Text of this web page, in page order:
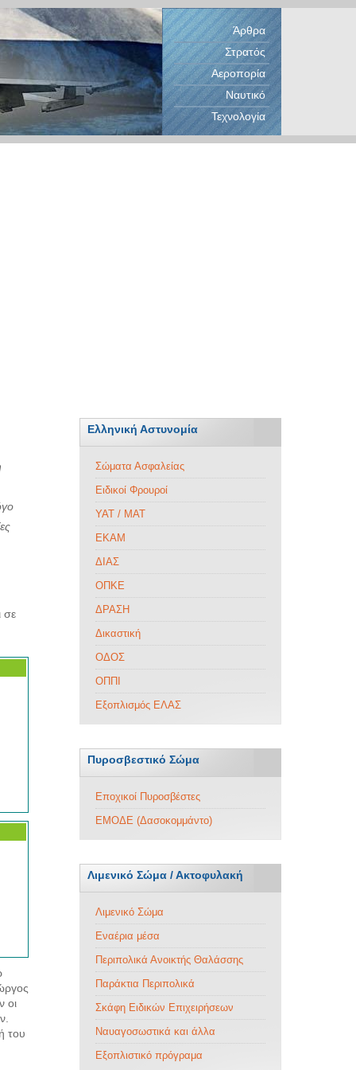
Άρθρα
Στρατός
Αεροπορία
Ναυτικό
Τεχνολογία
σε
οι
του
Ελληνική Αστυνομία
Σώματα Ασφαλείας
Ειδικοί Φρουροί
ΥΑΤ / ΜΑΤ
ΕΚΑΜ
ΔΙΑΣ
ΟΠΚΕ
ΔΡΑΣΗ
Δικαστική
ΟΔΟΣ
ΟΠΠΙ
Εξοπλισμός ΕΛΑΣ
Πυροσβεστικό Σώμα
Εποχικοί Πυροσβέστες
ΕΜΟΔΕ (Δασοκομμάντο)
Λιμενικό Σώμα / Ακτοφυλακή
Λιμενικό Σώμα
Εναέρια μέσα
Περιπολικά Ανοικτής Θαλάσσης
Παράκτια Περιπολικά
Σκάφη Ειδικών Επιχειρήσεων
Ναυαγοσωστικά και άλλα
Εξοπλιστικό πρόγραμα